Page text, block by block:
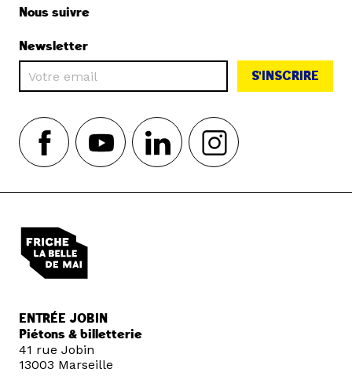
Nous suivre
Newsletter
S'INSCRIRE
ENTRÉE JOBIN
Piétons & billetterie
41 rue Jobin
13003 Marseille